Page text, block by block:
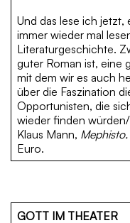
Und das lese ich jetzt,
immer wieder mal
Literaturgeschichte.
guter Roman ist, eine
mit dem wir es auch
über die Faszination
Opportunisten, die
wieder finden
Klaus Mann,
Euro.
GOTT IM THEATER